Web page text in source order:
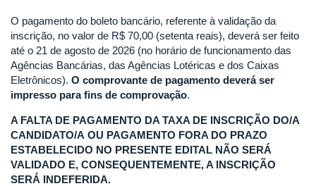
O pagamento do boleto bancário, referente à validação da
inscrição, no valor de R$ 70,00 (setenta reais), deverá ser feito
até o 21 de agosto de 2026 (no horário de funcionamento das
Agências Bancárias, das Agências Lotéricas e dos Caixas
Eletrônicos). O comprovante de pagamento deverá ser
impresso para fins de comprovação.
A FALTA DE PAGAMENTO DA TAXA DE INSCRIÇÃO DO/A
CANDIDATO/A OU PAGAMENTO FORA DO PRAZO
ESTABELECIDO NO PRESENTE EDITAL NÃO SERÁ
VALIDADO E, CONSEQUENTEMENTE, A INSCRIÇÃO
SERÁ INDEFERIDA.